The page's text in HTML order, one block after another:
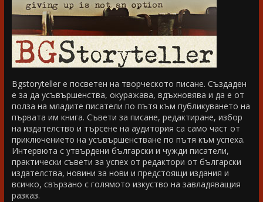
Bgstoryteller е посветен на творческото писане. Създаден
е за да усъвършенства, окуражава, вдъхновява и да е от
полза на младите писатели по пътя към публикуването на
първата им книга. Съвети за писане, редактиране, избор
на издателство и търсене на аудитория са само част от
приключението на усъвършенстване по пътя към успеха.
Интервюта с утвърдени български и чужди писатели,
практически съвети за успех от редактори от български
издателства, новини за нови и предстоящи издания и
всичко, свързано с голямото изкуство на завладяващия
разказ.